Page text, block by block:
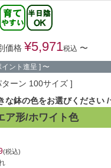
価格 ¥5,971税込 〜
イント進呈 ] 〜
ーン 100サイズ
な鉢の色をお選びください
ア形/ホワイト色
税込